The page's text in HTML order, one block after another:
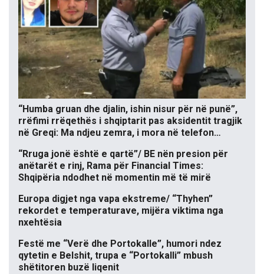
“Humba gruan dhe djalin, ishin nisur për në punë”,
rrëfimi rrëqethës i shqiptarit pas aksidentit tragjik
në Greqi: Ma ndjeu zemra, i mora në telefon…
“Rruga jonë është e qartë”/ BE nën presion për
anëtarët e rinj, Rama për Financial Times:
Shqipëria ndodhet në momentin më të mirë
Europa digjet nga vapa ekstreme/ “Thyhen”
rekordet e temperaturave, mijëra viktima nga
nxehtësia
Festë me “Verë dhe Portokalle”, humori ndez
qytetin e Belshit, trupa e “Portokalli” mbush
shëtitoren buzë liqenit